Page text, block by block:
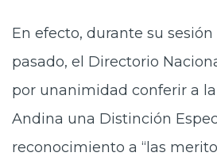
En efecto, durante su sesión
pasado, el Directorio
por unanimidad conferir a
Andina una Distinción
reconocimiento a “las